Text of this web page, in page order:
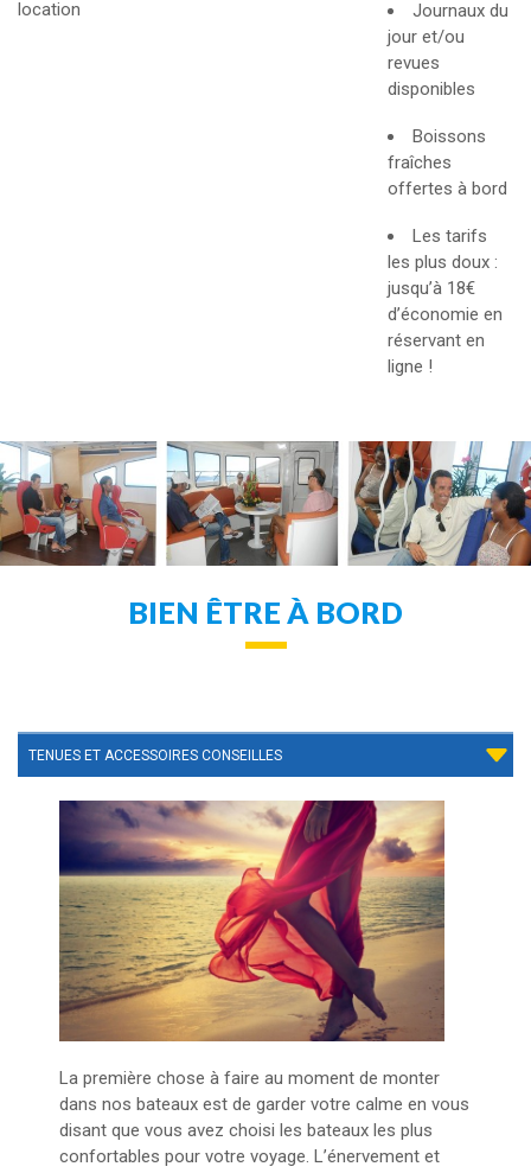
location
Journaux du
jour et/ou
revues
disponibles
Boissons
fraîches
offertes à bord
Les tarifs
les plus doux :
jusqu’à 18€
d’économie en
réservant en
ligne !
BIEN ÊTRE À BORD
TENUES ET ACCESSOIRES CONSEILLES
La première chose à faire au moment de monter
dans nos bateaux est de garder votre calme en vous
disant que vous avez choisi les bateaux les plus
confortables pour votre voyage. L’énervement et